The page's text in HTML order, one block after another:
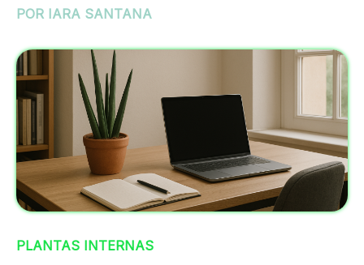
POR IARA SANTANA
PLANTAS INTERNAS